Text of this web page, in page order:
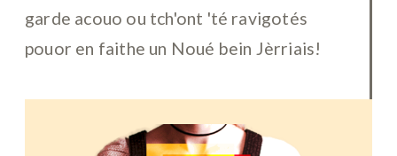
garde acouo ou tch'ont 'té ravigotés
pouor en faithe un Noué bein Jèrriais!